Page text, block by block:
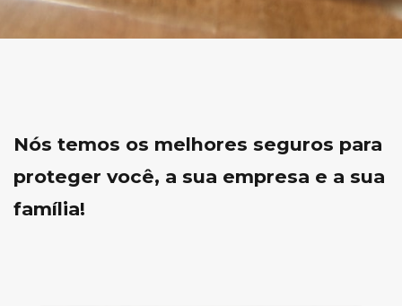
Nós temos os melhores seguros para
proteger você, a sua empresa e a sua
família!